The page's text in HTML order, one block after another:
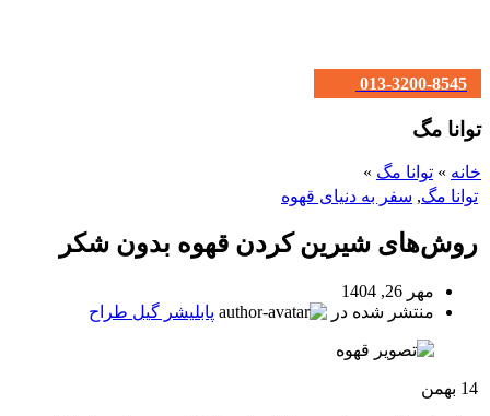
013-3200-8545
توانا مگ
خانه » توانا مگ »
توانا مگ, سفر به دنیای قهوه
روش‌های شیرین کردن قهوه بدون شکر
مهر 26, 1404
منتشر شده در
پابلیشر گیل طراح
14 بهمن